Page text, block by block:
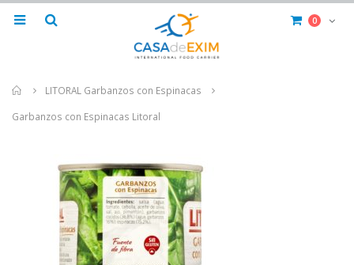
0
Home
LITORAL Garbanzos con Espinacas
Garbanzos con Espinacas Litoral